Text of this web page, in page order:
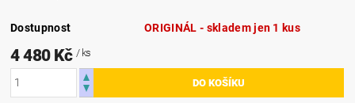
Dostupnost ORIGINÁL - skladem jen 1 kus
4 480 Kč / ks